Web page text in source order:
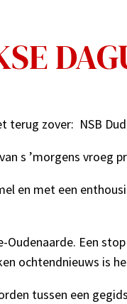
terug zover: NSB
s ’morgens vroeg
en met een
Oudenaarde. Een
ochtendnieuws is
tussen een